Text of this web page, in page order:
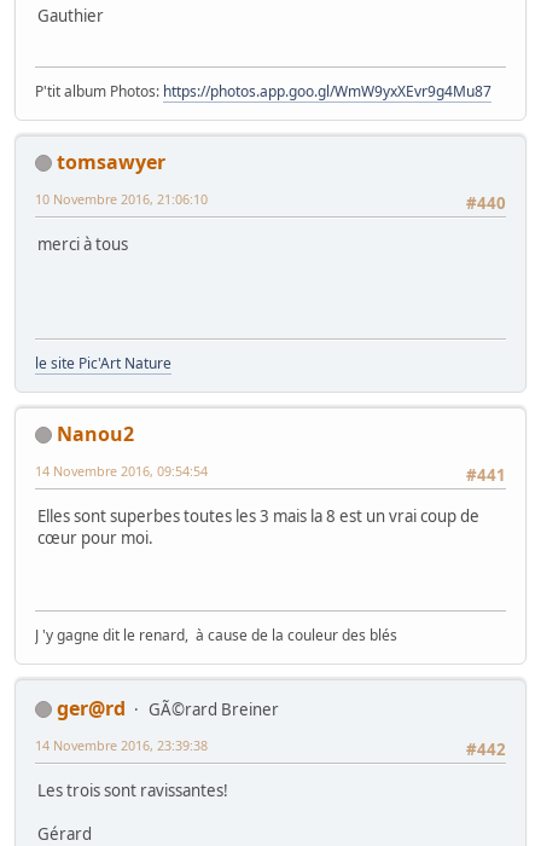
Gauthier
P'tit album Photos: https://photos.app.goo.gl/WmW9yxXEvr9g4Mu87
tomsawyer
#440
10 Novembre 2016, 21:06:10
merci à tous
le site Pic'Art Nature
Nanou2
#441
14 Novembre 2016, 09:54:54
Elles sont superbes toutes les 3 mais la 8 est un vrai coup de
cœur pour moi.
J 'y gagne dit le renard, à cause de la couleur des blés
ger@rd
GÃ©rard Breiner
#442
14 Novembre 2016, 23:39:38
Les trois sont ravissantes!
Gérard